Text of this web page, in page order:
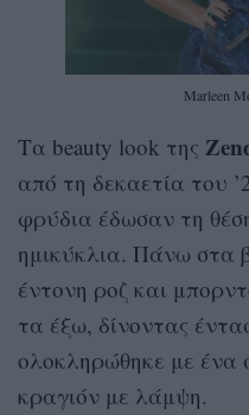
Marleen
Tα beauty look της
από τη δεκαετία του
φρύδια έδωσαν τη
ημικύκλια. Πάνω στα
έντονη ροζ και
τα έξω, δίνοντας
ολοκληρώθηκε με
κραγιόν με λάμψη.